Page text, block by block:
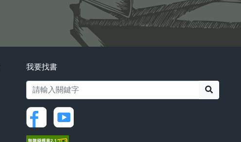
我要找書